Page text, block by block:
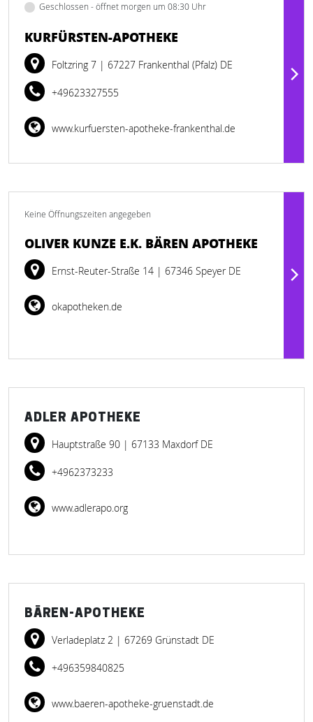
Geschlossen - öffnet morgen um 08:30 Uhr
KURFÜRSTEN-APOTHEKE
Foltzring 7 | 67227 Frankenthal (Pfalz) DE
+49623327555
www.kurfuersten-apotheke-frankenthal.de
Keine Öffnungszeiten angegeben
OLIVER KUNZE E.K. BÄREN APOTHEKE
Ernst-Reuter-Straße 14 | 67346 Speyer DE
okapotheken.de
ADLER APOTHEKE
Hauptstraße 90 | 67133 Maxdorf DE
+4962373233
www.adlerapo.org
BÄREN-APOTHEKE
Verladeplatz 2 | 67269 Grünstadt DE
+496359840825
www.baeren-apotheke-gruenstadt.de